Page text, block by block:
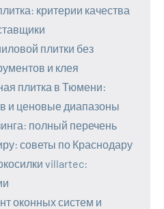
критерии качества
плитки без
и клея
плитка в Тюмени:
и ценовые диапазоны
полный перечень
советы по Краснодару
villartec:
оконных систем и